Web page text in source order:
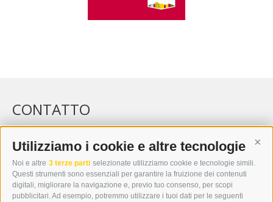
Utilizziamo i cookie e altre tecnologie
Noi e altre 3 terze parti selezionate utilizziamo cookie e tecnologie simili.
Questi strumenti sono essenziali per garantire la fruizione dei contenuti
digitali, migliorare la navigazione e, previo tuo consenso, per scopi
pubblicitari. Ad esempio, potremmo utilizzare i tuoi dati per le seguenti
CONTATTO
WIPP-MEDIA GMBH
DER ERKER
I-39049 VIPITENO
TEL.: +39 0472 766876